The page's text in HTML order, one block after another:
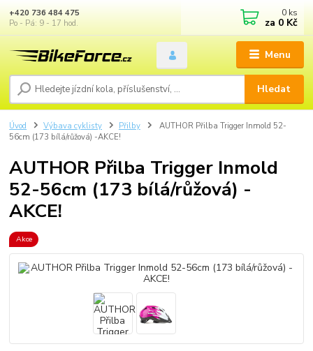
Menu
Hledat
+420 736 484 475
Po - Pá: 9 - 17 hod.
0 ks
za 0 Kč
Úvod Výbava cyklisty Přilby
AUTHOR Přilba Trigger Inmold 52-
56cm (173 bílá/růžová) -AKCE!
AUTHOR Přilba Trigger Inmold
52-56cm (173 bílá/růžová) -
AKCE!
Akce